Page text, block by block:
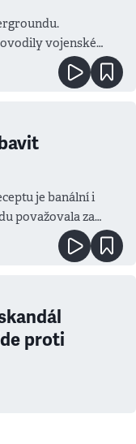
vojenské
je banální i
považovala za
proti